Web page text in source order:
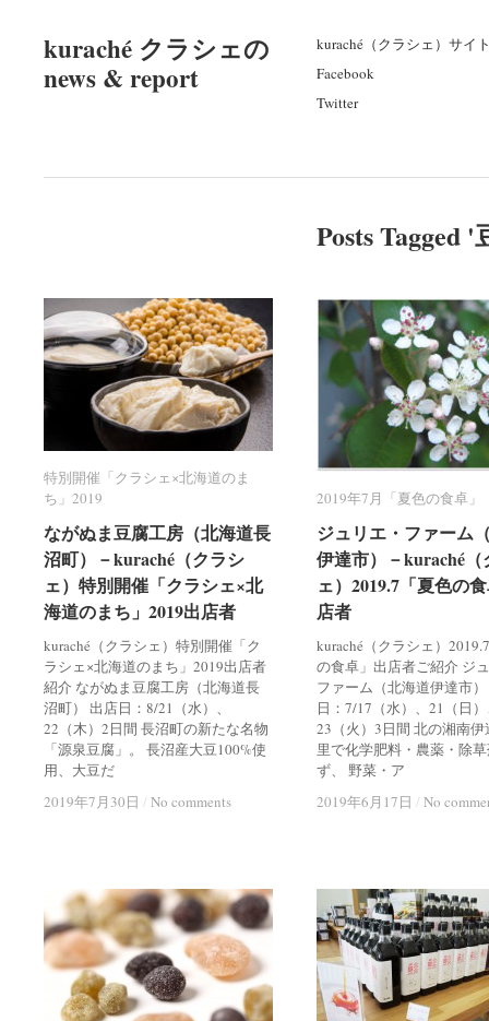
kuraché クラシェの
news & report
kuraché（クラシェ）サイ
Facebook
Twitter
Posts Tagged '
特別開催「クラシェ×北海道のま
ち」2019
ながぬま豆腐工房（北海道長
沼町）－kuraché（クラシ
ェ）特別開催「クラシェ×北
海道のまち」2019出店者
kuraché（クラシェ）特別開催「ク
ラシェ×北海道のまち」2019出店者
紹介 ながぬま豆腐工房（北海道長
沼町） 出店日：8/21（水）、
22（木）2日間 長沼町の新たな名物
「源泉豆腐」。 長沼産大豆100%使
用、大豆だ
2019年7月30日 / No comments
特別開催「クラシェ×北海道のま
ち」2019
ながぬま豆腐工房（北海道長
沼町）－kuraché（クラシ
ェ）特別開催「クラシェ×北
海道のまち」2019出店者
2019年7月30日 / No comments
2019年7月「夏色の食卓」
ジュリエ・ファーム
伊達市）－kuraché（
ェ）2019.7「夏色の
店者
kuraché（クラシェ）
の食卓」出店者ご紹介 ジ
ファーム（北海道伊達市
日：7/17（水）、21（日
23（火）3日間 北の湘南
里で化学肥料・農薬・除
ず、 野菜・ア
2019年6月17日 / No
2019年7月「夏色の食卓」
ジュリエ・ファーム
伊達市）－kuraché（
ェ）2019.7「夏色の
店者
2019年6月17日 / No